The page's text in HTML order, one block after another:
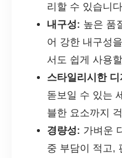
리할 수 있습니
내구성: 높은 품
어 강한 내구성
서도 쉽게 사용
스타일리시한 디
돋보일 수 있는
블한 요소까지
경량성: 가벼운
중 부담이 적고,